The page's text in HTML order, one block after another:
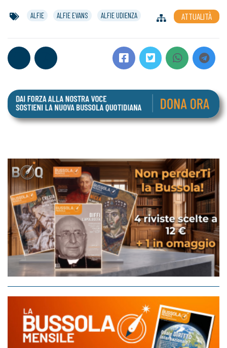
ALFIE ALFIE EVANS ALFIE UDIENZA ATTUALITÀ